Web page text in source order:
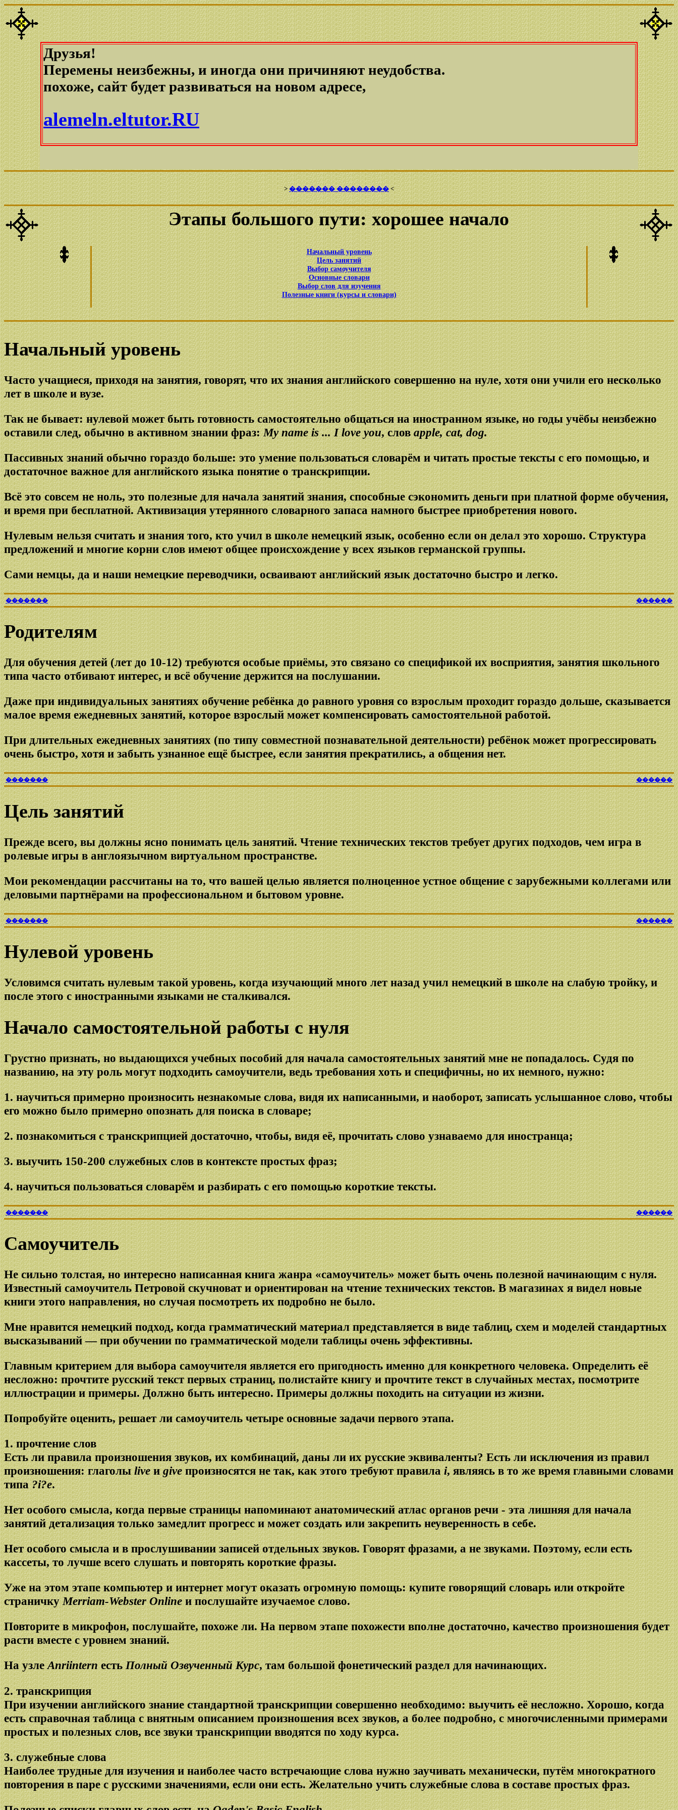
Друзья!
Перемены неизбежны, и иногда они причиняют неудобства.
похоже, сайт будет развиваться на новом адресе,
alemeln.eltutor.RU
>������� ��������<
Этапы большого пути: хорошее начало
Начальный уровень
Цель занятий
Выбор самоучителя
Основные словари
Выбор слов для изучения
Полезные книги (курсы и словари)
Начальный уровень
Часто учащиеся, приходя на занятия, говорят, что их знания английского совершенно на нуле, хотя они учили его несколько
лет в школе и вузе.
Так не бывает: нулевой может быть готовность самостоятельно общаться на иностранном языке, но годы учёбы неизбежно
оставили след, обычно в активном знании фраз:My name is ... I love you, словapple, cat, dog.
Пассивных знаний обычно гораздо больше: это умение пользоваться словарём и читать простые тексты с его помощью, и
достаточное важное для английского языка понятие о транскрипции.
Всё это совсем не ноль, это полезные для начала занятий знания, способные сэкономить деньги при платной форме обучения,
и время при бесплатной. Активизация утерянного словарного запаса намного быстрее приобретения нового.
Нулевым нельзя считать и знания того, кто учил в школе немецкий язык, особенно если он делал это хорошо. Структура
предложений и многие корни слов имеют общее происхождение у всех языков германской группы.
Сами немцы, да и наши немецкие переводчики, осваивают английский язык достаточно быстро и легко.
������� ������
Родителям
Для обучения детей (лет до 10-12) требуются особые приёмы, это связано со спецификой их восприятия, занятия школьного
типа часто отбивают интерес, и всё обучение держится на послушании.
Даже при индивидуальных занятиях обучение ребёнка до равного уровня со взрослым проходит гораздо дольше, сказывается
малое время ежедневных занятий, которое взрослый может компенсировать самостоятельной работой.
При длительных ежедневных занятиях (по типу совместной познавательной деятельности) ребёнок может прогрессировать
очень быстро, хотя и забыть узнанное ещё быстрее, если занятия прекратились, а общения нет.
������� ������
Цель занятий
Прежде всего, вы должны ясно понимать цель занятий. Чтение технических текстов требует других подходов, чем игра в
ролевые игры в англоязычном виртуальном пространстве.
Мои рекомендации рассчитаны на то, что вашей целью является полноценное устное общение с зарубежными коллегами или
деловыми партнёрами на профессиональном и бытовом уровне.
������� ������
Нулевой уровень
Условимся считать нулевым такой уровень, когда изучающий много лет назад учил немецкий в школе на слабую тройку, и
после этого с иностранными языками не сталкивался.
Начало самостоятельной работы с нуля
Грустно признать, но выдающихся учебных пособий для начала самостоятельных занятий мне не попадалось. Судя по
названию, на эту роль могут подходить самоучители, ведь требования хоть и специфичны, но их немного, нужно:
1. научиться примерно произносить незнакомые слова, видя их написанными, и наоборот, записать услышанное слово, чтобы
его можно было примерно опознать для поиска в словаре;
2. познакомиться с транскрипцией достаточно, чтобы, видя её, прочитать слово узнаваемо для иностранца;
3. выучить 150-200 служебных слов в контексте простых фраз;
4. научиться пользоваться словарём и разбирать с его помощью короткие тексты.
������� ������
Самоучитель
Не сильно толстая, но интересно написанная книга жанра «самоучитель» может быть очень полезной начинающим с нуля.
Известный самоучитель Петровой скучноват и ориентирован на чтение технических текстов. В магазинах я видел новые
книги этого направления, но случая посмотреть их подробно не было.
Мне нравится немецкий подход, когда грамматический материал представляется в виде таблиц, схем и моделей стандартных
высказываний — при обучении по грамматической модели таблицы очень эффективны.
Главным критерием для выбора самоучителя является его пригодность именно для конкретного человека. Определить её
несложно: прочтите русский текст первых страниц, полистайте книгу и прочтите текст в случайных местах, посмотрите
иллюстрации и примеры. Должно быть интересно. Примеры должны походить на ситуации из жизни.
Попробуйте оценить, решает ли самоучитель четыре основные задачи первого этапа.
1. прочтение слов
Есть ли правила произношения звуков, их комбинаций, даны ли их русские эквиваленты? Есть ли исключения из правил
произношения: глаголыliveиgiveпроизносятся не так, как этого требуют правилаi, являясь в то же время главными словами
типа?i?e.
Нет особого смысла, когда первые страницы напоминают анатомический атлас органов речи - эта лишняя для начала
занятий детализация только замедлит прогресс и может создать или закрепить неуверенность в себе.
Нет особого смысла и в прослушивании записей отдельных звуков. Говорят фразами, а не звуками. Поэтому, если есть
кассеты, то лучше всего слушать и повторять короткие фразы.
Уже на этом этапе компьютер и интернет могут оказать огромную помощь: купите говорящий словарь или откройте
страничкуMerriam-Webster Onlineи послушайте изучаемое слово.
Повторите в микрофон, послушайте, похоже ли. На первом этапе похожести вполне достаточно, качество произношения будет
расти вместе с уровнем знаний.
На узлеAnriinternестьПолный Озвученный Курс, там большой фонетический раздел для начинающих.
2. транскрипция
При изучении английского знание стандартной транскрипции совершенно необходимо: выучить её несложно. Хорошо, когда
есть справочная таблица с внятным описанием произношения всех звуков, а более подробно, с многочисленными примерами
простых и полезных слов, все звуки транскрипции вводятся по ходу курса.
3. служебные слова
Наиболее трудные для изучения и наиболее часто встречающие слова нужно заучивать механически, путём многократного
повторения в паре с русскими значениями, если они есть. Желательно учить служебные слова в составе простых фраз.